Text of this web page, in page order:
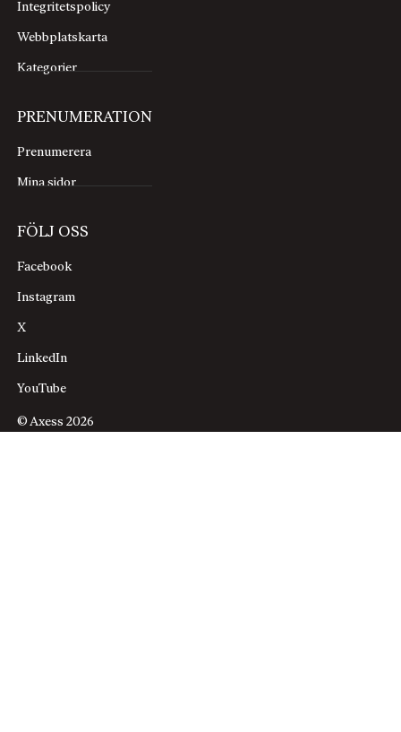
Integritetspolicy
Webbplatskarta
Kategorier
PRENUMERATION
Prenumerera
Mina sidor
FÖLJ OSS
Facebook
Instagram
X
LinkedIn
YouTube
© Axess 2026